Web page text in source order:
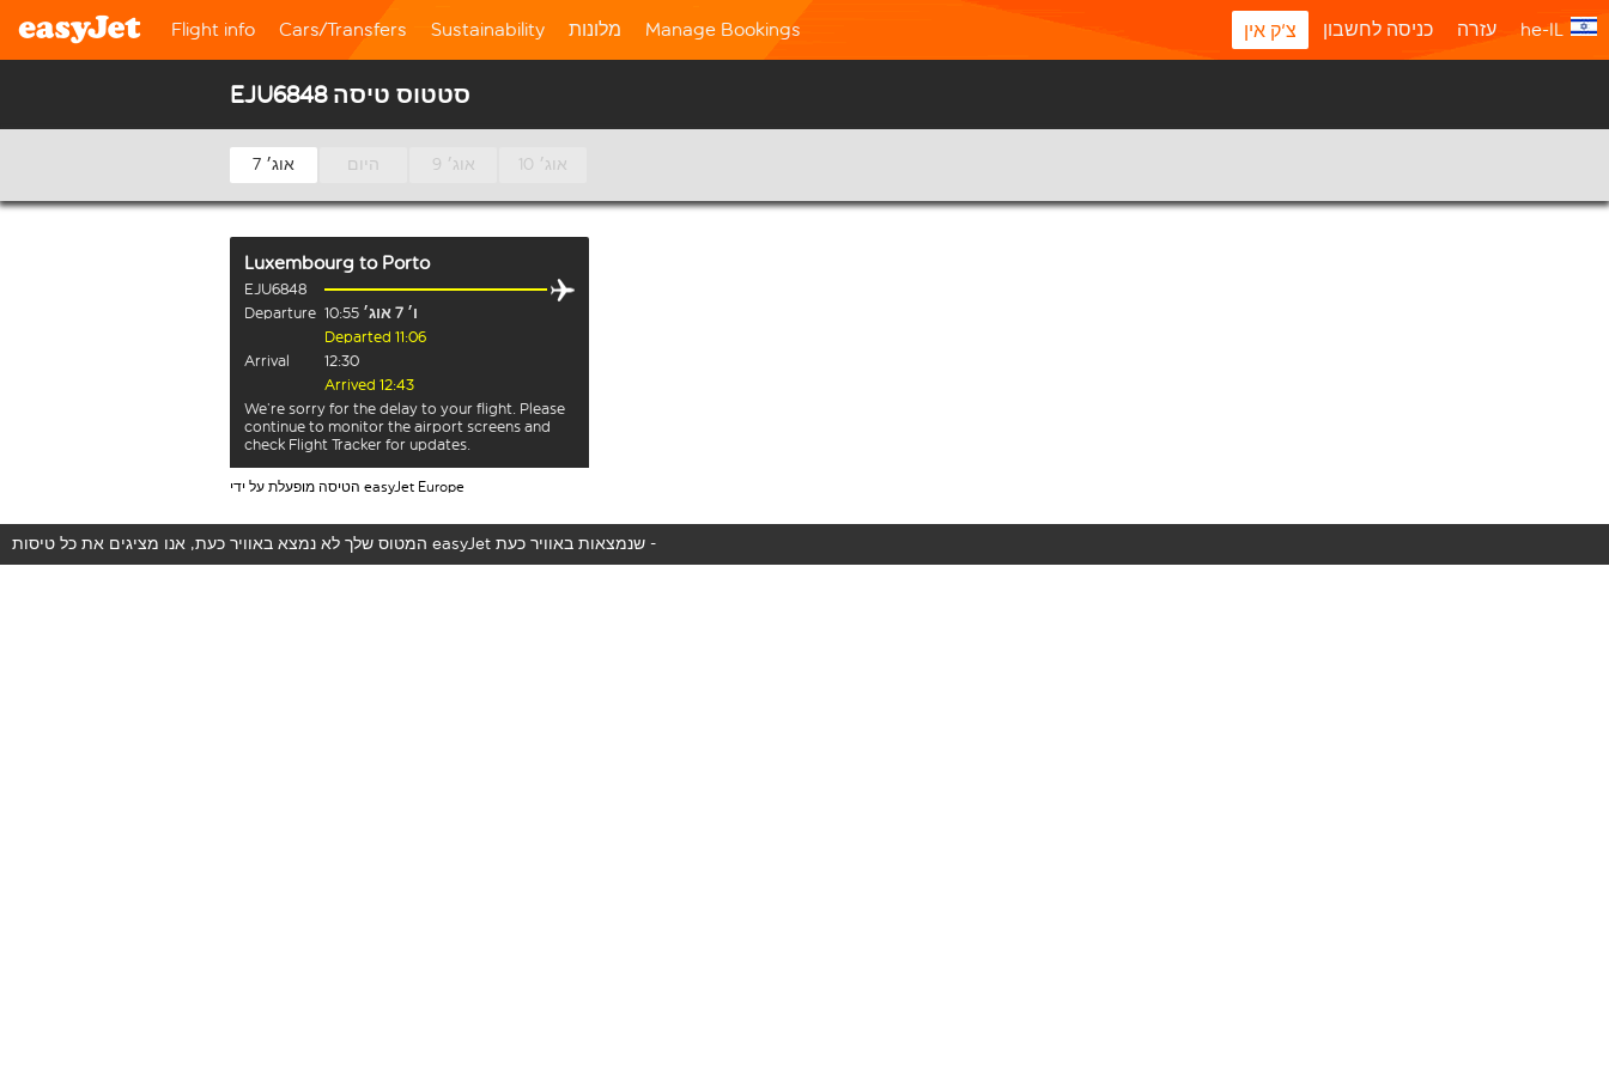
Flight info Cars/Transfers Sustainability מלונות Manage Bookings צ'ק אין כניסה לחשבון עזרה he-IL
EJU6848 סטטוס טיסה
7 אוג׳ היום 9 אוג׳ 10 אוג׳
Luxembourg to Porto
EJU6848
Departure 10:55
ו׳ 7 אוג׳
Departed 11:06
Arrival
12:30
Arrived 12:43
We’re sorry for the delay to your flight. Please
continue to monitor the airport screens and
check Flight Tracker for updates.
הטיסה מופעלת על ידי easyJet Europe
המטוס שלך לא נמצא באוויר כעת, אנו מציגים את כל טיסות easyJet שנמצאות באוויר כעת -